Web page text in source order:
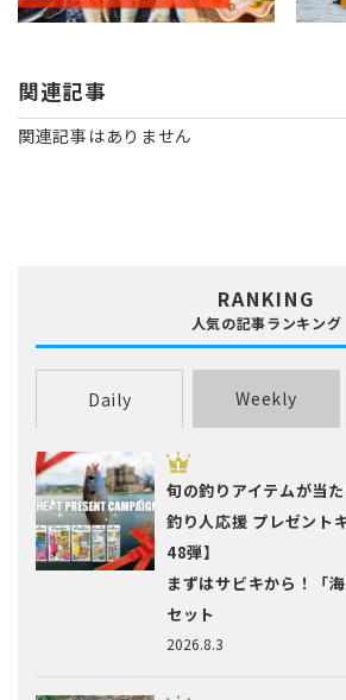
関連記事
関連記事はありません
RANKING
人気の記事ランキング
Daily Weekly
2026.8.3
旬の釣りアイテムが当た
釣り人応援 プレゼント
48弾】
まずはサビキから！「
セット